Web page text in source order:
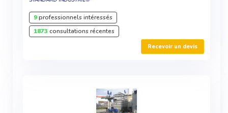
9professionnels intéressés
1873 consultations récentes
Recevoir un devis